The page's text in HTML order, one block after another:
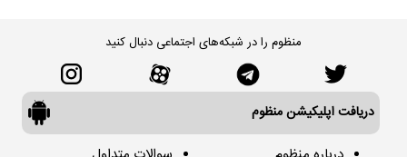
منظوم را در شبکه‌های اجتماعی دنبال کنید
دریافت اپلیکیشن منظوم